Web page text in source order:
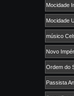
Mocidade
Mocidade
músico
Novo
Ordem do
Passista